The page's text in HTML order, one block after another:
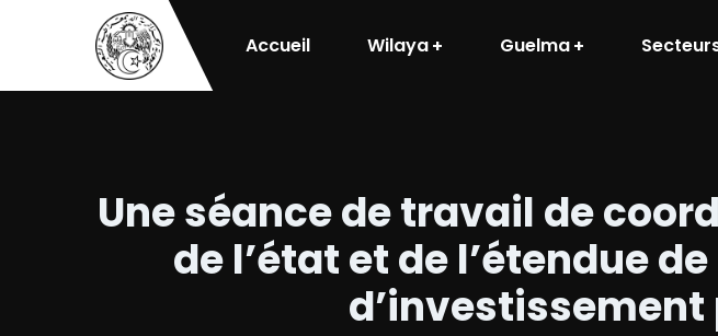
Accueil Wilaya Guelma
Une séance de travail de
de l’état et de l’étendue